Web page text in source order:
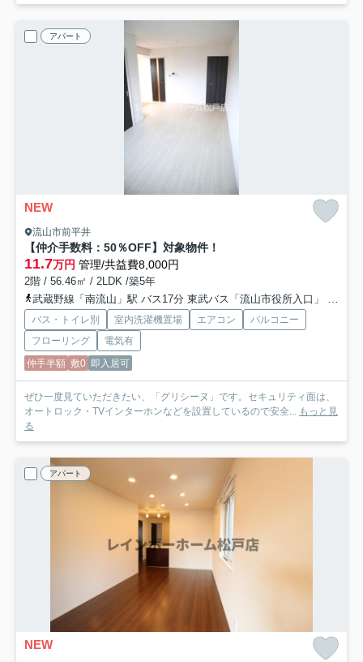
アパート
NEW
流山市前平井
【仲介手数料：50％OFF】対象物件！
11.7万円 管理/共益費8,000円
2階 / 56.46㎡ / 2LDK /築5年
武蔵野線「南流山」駅 バス17分 東武バス「流山市役所入口」 停歩13分
バス・トイレ別 室内洗濯機置場 エアコン
バルコニー
フローリング
電気有
仲手半額 敷0 即入居可
ぜひ一度見ていただきたい、「グリシーヌ」です。セキュリティ面は、
オートロック・TVインターホンなどを設置しているので安全... もっと見
る
アパート
NEW